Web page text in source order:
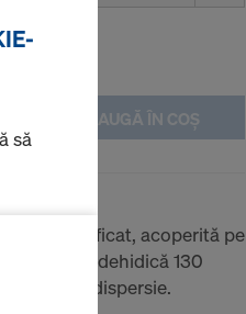
ADAUGĂ ÎN COȘ
stratificat, acoperită pe
ureo-aldehidică 130
de dispersie.
să